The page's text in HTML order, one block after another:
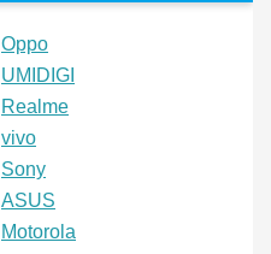
Oppo
UMIDIGI
Realme
vivo
Sony
ASUS
Motorola